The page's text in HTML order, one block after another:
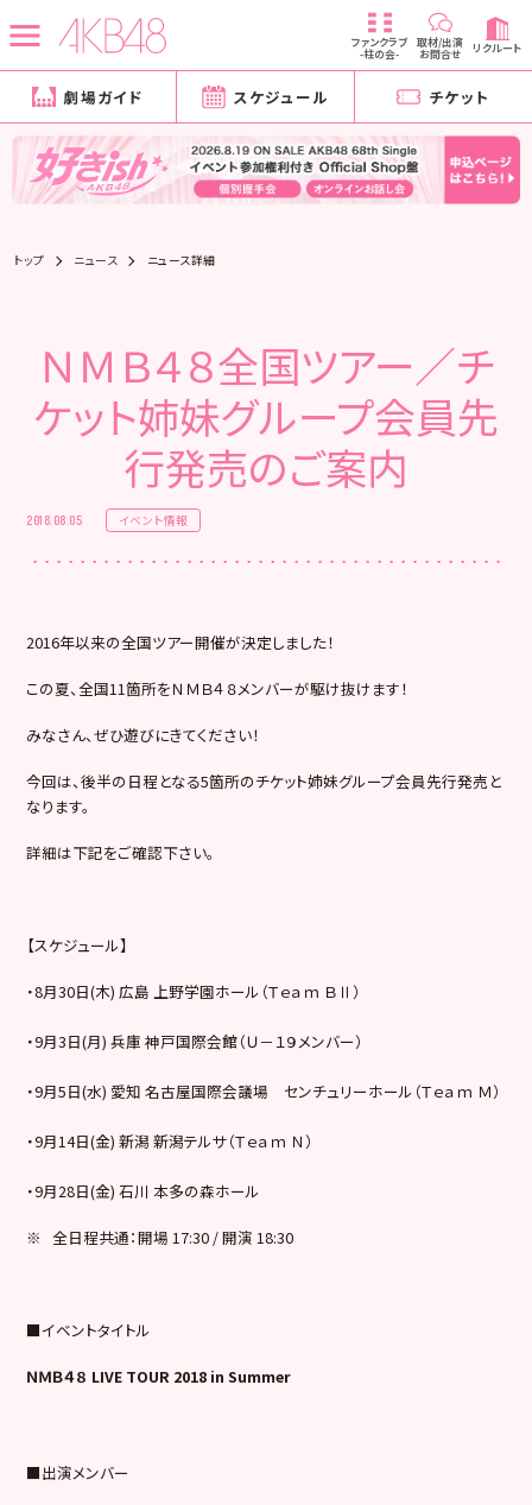
ファンクラブ
-柱の会-
取材/出演
お問合せ リクルート
劇場ガイド スケジュール チケット
トップ ニュース ニュース詳細
ＮＭＢ４８全国ツアー／チ
ケット姉妹グループ会員先
行発売のご案内
2018.08.05 イベント情報
2016年以来の全国ツアー開催が決定しました！
この夏、全国11箇所をＮＭＢ４８メンバーが駆け抜けます！
みなさん、ぜひ遊びにきてください！
今回は、後半の日程となる5箇所のチケット姉妹グループ会員先行発売と
なります。
詳細は下記をご確認下さい。
【スケジュール】
・8月30日(木) 広島 上野学園ホール（Ｔｅａｍ ＢⅡ）
・9月3日(月) 兵庫 神戸国際会館（Ｕ－１９メンバー）
・9月5日(水) 愛知 名古屋国際会議場 センチュリーホール（Ｔｅａｍ Ｍ）
・9月14日(金) 新潟 新潟テルサ（Ｔｅａｍ Ｎ）
・9月28日(金) 石川 本多の森ホール
※ 全日程共通：開場 17:30 / 開演 18:30
■イベントタイトル
ＮＭＢ４８ LIVE TOUR 2018 in Summer
■出演メンバー